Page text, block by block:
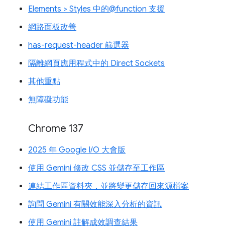
Elements > Styles 中的@function 支援
網路面板改善
has-request-header 篩選器
隔離網頁應用程式中的 Direct Sockets
其他重點
無障礙功能
Chrome 137
2025 年 Google I/O 大會版
使用 Gemini 修改 CSS 並儲存至工作區
連結工作區資料夾，並將變更儲存回來源檔案
詢問 Gemini 有關效能深入分析的資訊
使用 Gemini 註解成效調查結果